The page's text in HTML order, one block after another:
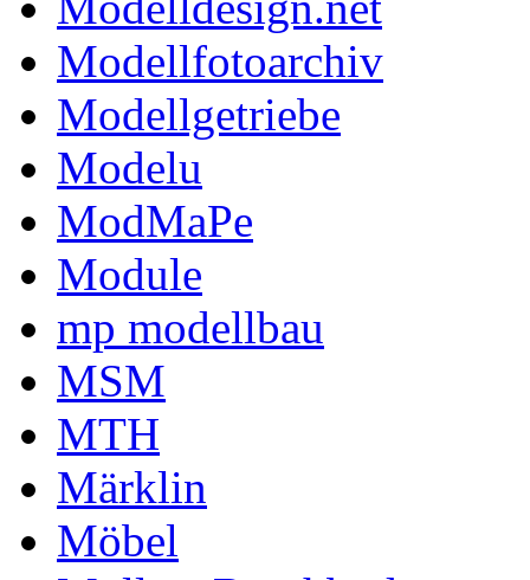
Modellfotoarchiv
Modellgetriebe
Modelu
ModMaPe
Module
mp modellbau
MSM
MTH
Märklin
Möbel